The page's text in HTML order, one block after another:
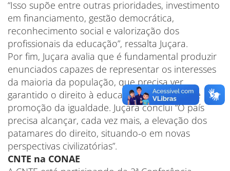
“Isso supõe entre outras prioridades, investimento
em financiamento, gestão democrática,
reconhecimento social e valorização dos
profissionais da educação”, ressalta Juçara.
Por fim, Juçara avalia que é fundamental produzir
enunciados capazes de representar os interesses
da maioria da população, que precisa ver
garantido o direito à educação como fator de
promoção da igualdade. Juçara conclui “O país
precisa alcançar, cada vez mais, a elevação dos
patamares do direito, situando-o em novas
perspectivas civilizatórias”.
CNTE na CONAE